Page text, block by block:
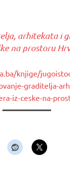
arhitekata i
na prostoru
knjige/
graditelja-
iz-ceske-na-